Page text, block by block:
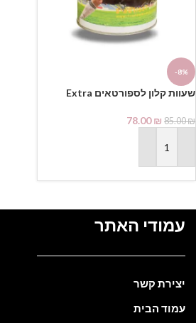
-8%
שעוות קלון לספורטאים Extra
85.00₪
78.00₪
הוספה לסל
עמודי האתר
יצירת קשר
עמוד הבית